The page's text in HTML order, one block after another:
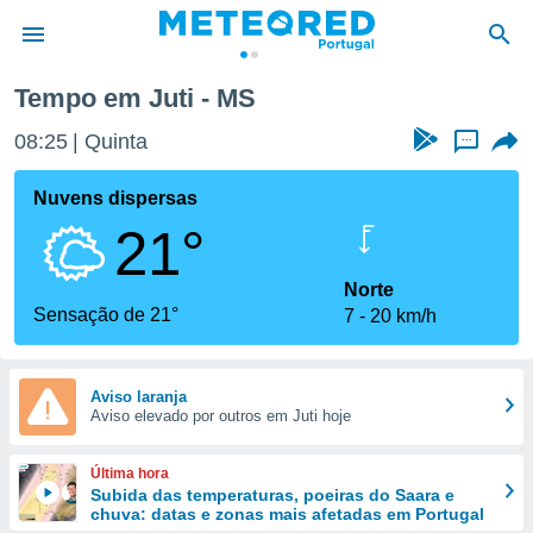
da
foi
fornecidas
a este
das
e
forma
digital
Tempo em Juti - MS
08:25 Quinta ...
Nuvens dispersas
21°
Sensação de 21°
Norte
7
20 km/h
Aviso laranja
Aviso elevado por outros em Juti hoje
Última hora
Subida das temperaturas, poeiras do Saara e
chuva: datas e zonas mais afetadas em Portugal